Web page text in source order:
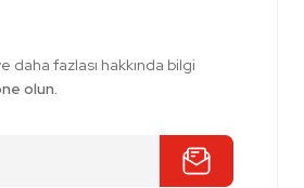
daha fazlası hakkında bilgi
olun.